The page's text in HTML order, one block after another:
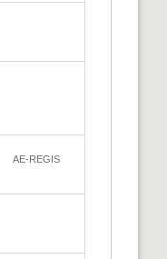
AE-REGIS